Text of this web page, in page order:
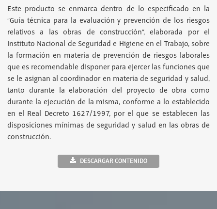
Este producto se enmarca dentro de lo especificado en la
“Guía técnica para la evaluación y prevención de los riesgos
relativos a las obras de construcción”, elaborada por el
Instituto Nacional de Seguridad e Higiene en el Trabajo, sobre
la formación en materia de prevención de riesgos laborales
que es recomendable disponer para ejercer las funciones que
se le asignan al coordinador en materia de seguridad y salud,
tanto durante la elaboración del proyecto de obra como
durante la ejecución de la misma, conforme a lo establecido
en el Real Decreto 1627/1997, por el que se establecen las
disposiciones mínimas de seguridad y salud en las obras de
construcción.
DESCARGAR CONTENIDO